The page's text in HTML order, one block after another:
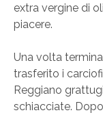
extra vergine di
piacere.
Una volta
trasferito i
Reggiano
schiacciate.